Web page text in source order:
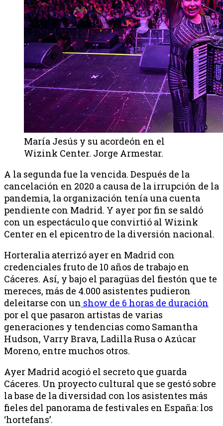
María Jesús y su acordeón en el
Wizink Center. Jorge Armestar.
A la segunda fue la vencida. Después de la
cancelación en 2020 a causa de la irrupción de la
pandemia, la organización tenía una cuenta
pendiente con Madrid. Y ayer por fin se saldó
con un espectáculo que convirtió al Wizink
Center en el epicentro de la diversión nacional.
Horteralia aterrizó ayer en Madrid con
credenciales fruto de 10 años de trabajo en
Cáceres. Así, y bajo el paragüas del fiestón que te
mereces, más de 4.000 asistentes pudieron
deleitarse con un show de 6 horas de duración
por el que pasaron artistas de varias
generaciones y tendencias como Samantha
Hudson, Varry Brava, Ladilla Rusa o Azúcar
Moreno, entre muchos otros.
Ayer Madrid acogió el secreto que guarda
Cáceres. Un proyecto cultural que se gestó sobre
la base de la diversidad con los asistentes más
fieles del panorama de festivales en España: los
‘hortefans’.